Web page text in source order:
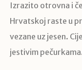
Izrazito otrovna i
Hrvatskoj raste u
vezane uz jesen.
jestivim